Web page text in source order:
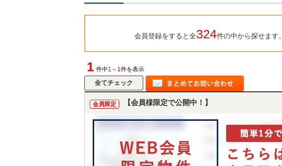
会員登録をすると全324件の中から探せます。
1 件中1～1件を表示
会員限定 【会員様限定で公開中！】